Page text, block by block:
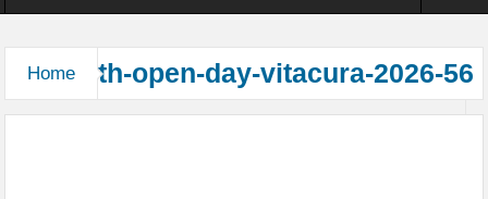
Home th-open-day-vitacura-2026-56